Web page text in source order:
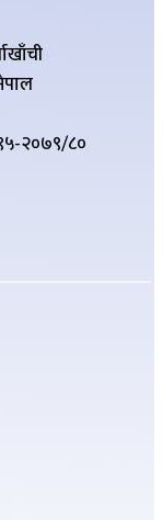
२०७९/८०